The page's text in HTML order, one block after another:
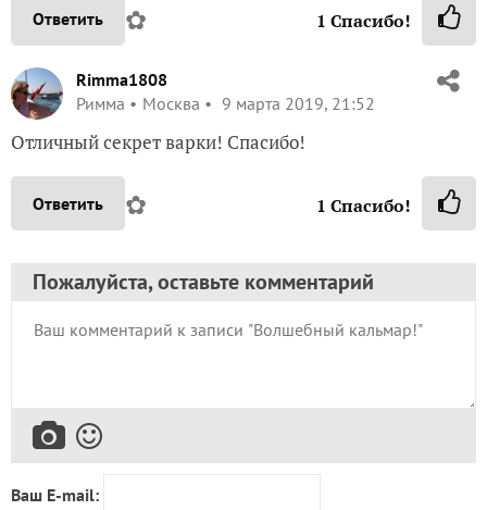
Ответить ✿ 1 Спасибо!
Rimma1808
Римма
Москва 9 марта 2019, 21:52
Отличный секрет варки! Спасибо!
Ответить ✿ 1 Спасибо!
Пожалуйста, оставьте комментарий
Ваш E-mail: